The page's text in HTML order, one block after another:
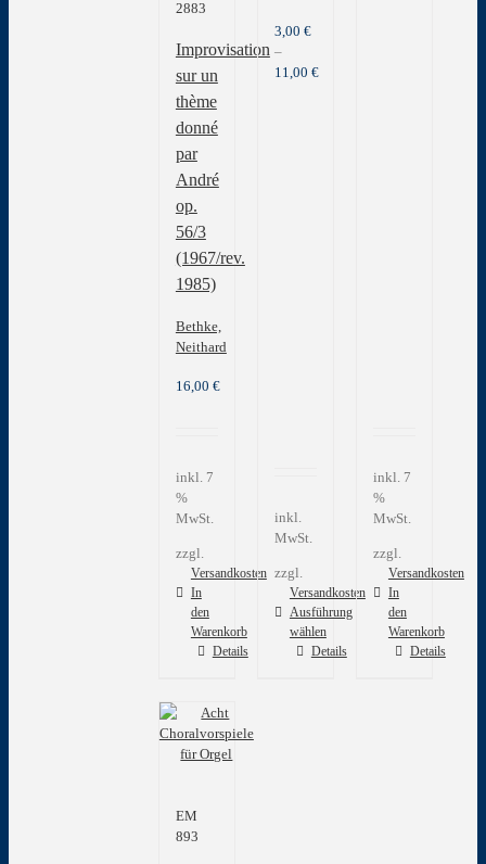
2883
Improvisation
sur un
thème
donné
par
André
op.
56/3
(1967/rev.
1985)
Bethke,
Neithard
16,00 €
inkl. 7
%
MwSt.
zzgl.
Versandkosten
In
den
Warenkorb
Details
3,00 €
–
11,00 €
inkl.
MwSt.
zzgl.
Versandkosten
Ausführung
wählen
Dieses Details
inkl. 7
%
MwSt.
zzgl.
Versandkosten
In
den
Warenkorb
Details
EM
893